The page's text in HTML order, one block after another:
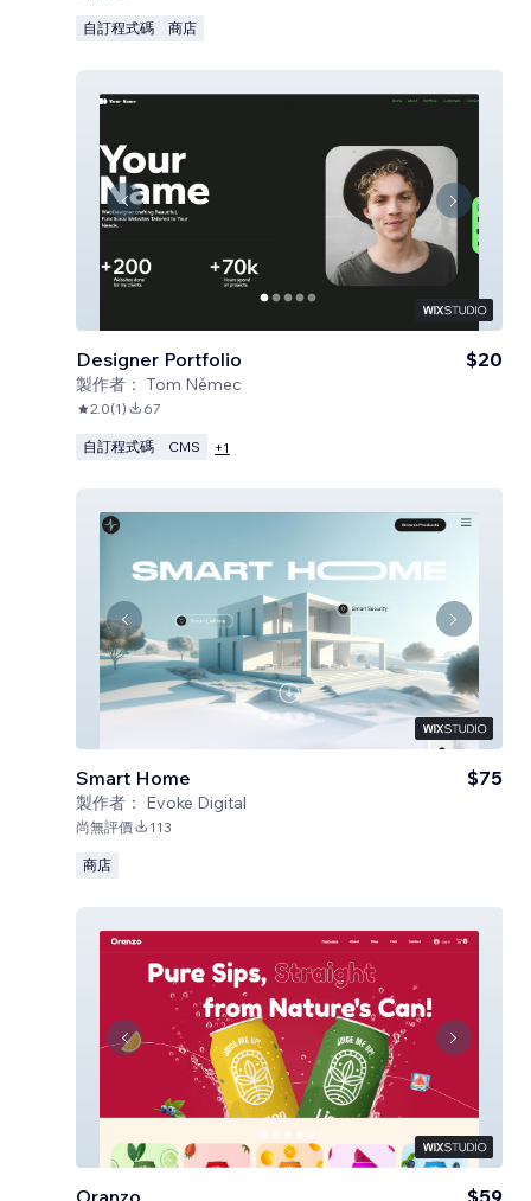
自訂程式碼 商店
Designer Portfolio
製作者： Tom Němec
$20
2.0(1) 67
自訂程式碼 CMS +1
Smart Home
製作者： Evoke Digital
$75
尚無評價 113
商店
Oranzo $59